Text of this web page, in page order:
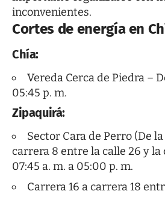
inconvenientes.
Cortes de energía en
Chía:
Vereda Cerca de Piedra –
05:45 p. m.
Zipaquirá:
Sector Cara de Perro (De
carrera 8 entre la calle 26 y la
07:45 a. m. a 05:00 p. m.
Carrera 16 a carrera 18